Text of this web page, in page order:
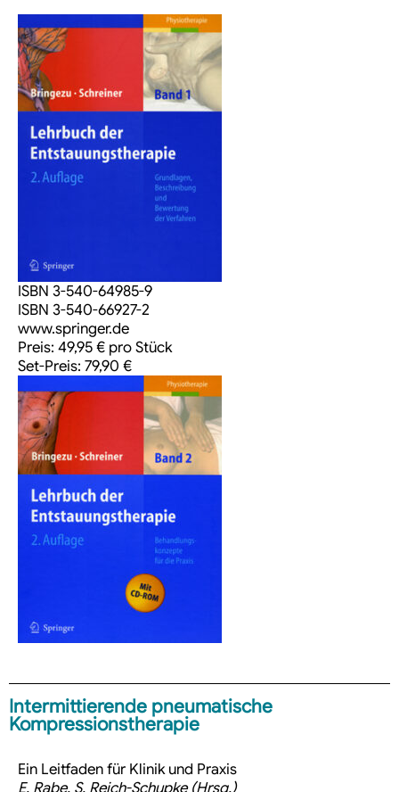
ISBN 3-540-64985-9
ISBN 3-540-66927-2
www.springer.de
Preis: 49,95 € pro Stück
Set-Preis: 79,90 €
Intermittierende pneumatische
Kompressionstherapie
Ein Leitfaden für Klinik und Praxis
E. Rabe, S. Reich-Schupke (Hrsg.)